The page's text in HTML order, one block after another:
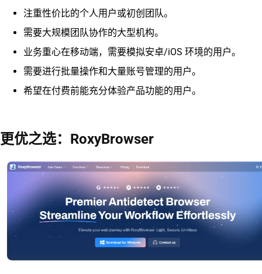
注重性价比的个人用户或初创团队。
需要大规模团队协作的大型机构。
业务重心在移动端，需要模拟安卓/iOS 环境的用户。
需要进行批量操作和大量账号管理的用户。
希望在付费前能充分体验产品功能的用户。
更优之选：RoxyBrowser